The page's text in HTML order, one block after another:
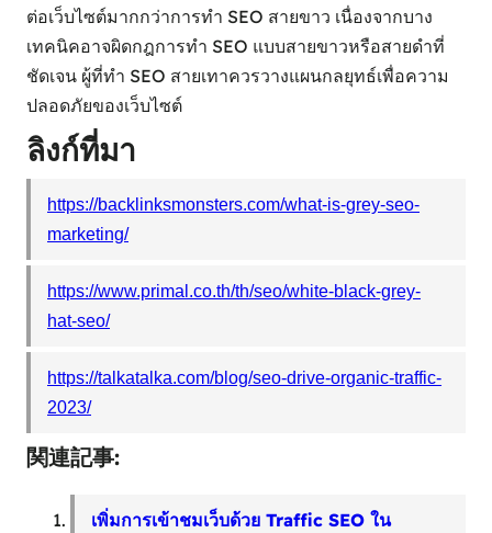
ต่อเว็บไซต์มากกว่าการทำ SEO สายขาว เนื่องจากบาง
เทคนิคอาจผิดกฎการทำ SEO แบบสายขาวหรือสายดำที่
ชัดเจน ผู้ที่ทำ SEO สายเทาควรวางแผนกลยุทธ์เพื่อความ
ปลอดภัยของเว็บไซต์
ลิงก์ที่มา
https://backlinksmonsters.com/what-is-grey-seo-
marketing/
https://www.primal.co.th/th/seo/white-black-grey-
hat-seo/
https://talkatalka.com/blog/seo-drive-organic-traffic-
2023/
関連記事:
เพิ่มการเข้าชมเว็บด้วย Traffic SEO ใน